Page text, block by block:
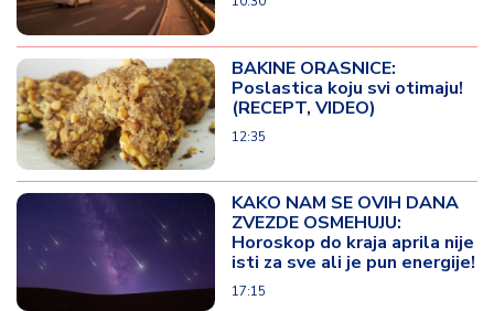
BAKINE ORASNICE:
Poslastica koju svi otimaju!
(RECEPT, VIDEO)
12:35
KAKO NAM SE OVIH DANA
ZVEZDE OSMEHUJU:
Horoskop do kraja aprila nije
isti za sve ali je pun energije!
17:15